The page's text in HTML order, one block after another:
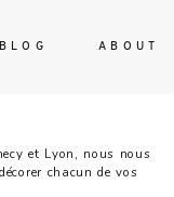
BLOG ABOUT
et Lyon, nous nous
chacun de vos